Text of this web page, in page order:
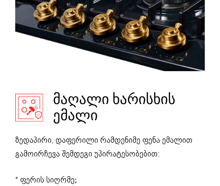
ᲛᲐᲦᲐᲚᲘ ᲮᲐᲠᲘᲡᲮᲘᲡ
ᲔᲛᲐᲚᲘ
ზედაპირი, დაფერილი რამდენიმე ფენა ემალით
გამოირჩევა შემდეგი უპირატესობებით:
* ფერის სიღრმე;